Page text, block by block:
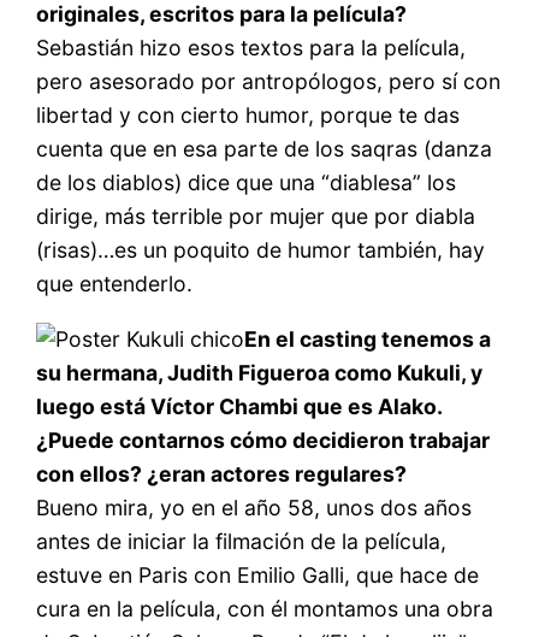
originales, escritos para la película?
Sebastián hizo esos textos para la película,
pero asesorado por antropólogos, pero sí con
libertad y con cierto humor, porque te das
cuenta que en esa parte de los saqras (danza
de los diablos) dice que una “diablesa” los
dirige, más terrible por mujer que por diabla
(risas)…es un poquito de humor también, hay
que entenderlo.
En el casting tenemos a
su hermana, Judith Figueroa como Kukuli, y
luego está Víctor Chambi que es Alako.
¿Puede contarnos cómo decidieron trabajar
con ellos? ¿eran actores regulares?
Bueno mira, yo en el año 58, unos dos años
antes de iniciar la filmación de la película,
estuve en Paris con Emilio Galli, que hace de
cura en la película, con él montamos una obra